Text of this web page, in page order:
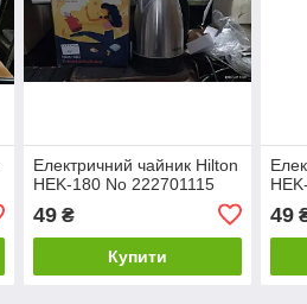
Електричний чайник Hilton
HEK-180 No 222701115
49₴
Купити
49